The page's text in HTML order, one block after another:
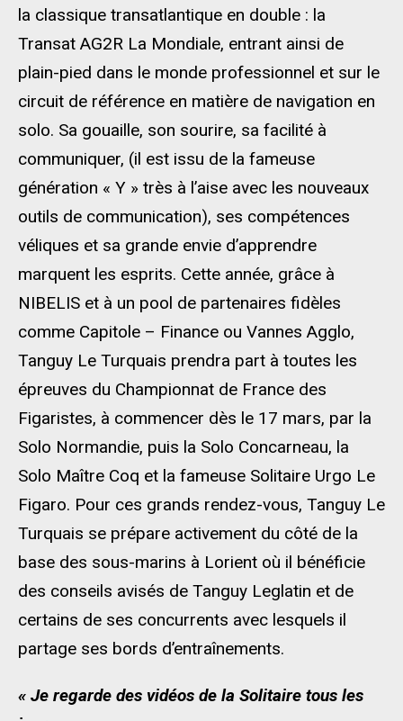
la classique transatlantique en double : la
Transat AG2R La Mondiale, entrant ainsi de
plain-pied dans le monde professionnel et sur le
circuit de référence en matière de navigation en
solo. Sa gouaille, son sourire, sa facilité à
communiquer, (il est issu de la fameuse
génération « Y » très à l’aise avec les nouveaux
outils de communication), ses compétences
véliques et sa grande envie d’apprendre
marquent les esprits. Cette année, grâce à
NIBELIS et à un pool de partenaires fidèles
comme Capitole – Finance ou Vannes Agglo,
Tanguy Le Turquais prendra part à toutes les
épreuves du Championnat de France des
Figaristes, à commencer dès le 17 mars, par la
Solo Normandie, puis la Solo Concarneau, la
Solo Maître Coq et la fameuse Solitaire Urgo Le
Figaro. Pour ces grands rendez-vous, Tanguy Le
Turquais se prépare activement du côté de la
base des sous-marins à Lorient où il bénéficie
des conseils avisés de Tanguy Leglatin et de
certains de ses concurrents avec lesquels il
partage ses bords d’entraînements.
« Je regarde des vidéos de la Solitaire tous les